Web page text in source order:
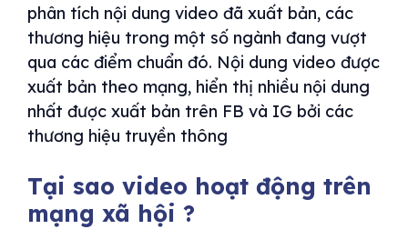
phân tích nội dung video đã xuất bản, các
thương hiệu trong một số ngành đang vượt
qua các điểm chuẩn đó. Nội dung video được
xuất bản theo mạng, hiển thị nhiều nội dung
nhất được xuất bản trên FB và IG bởi các
thương hiệu truyền thông
Tại sao video hoạt động trên
mạng xã hội ?